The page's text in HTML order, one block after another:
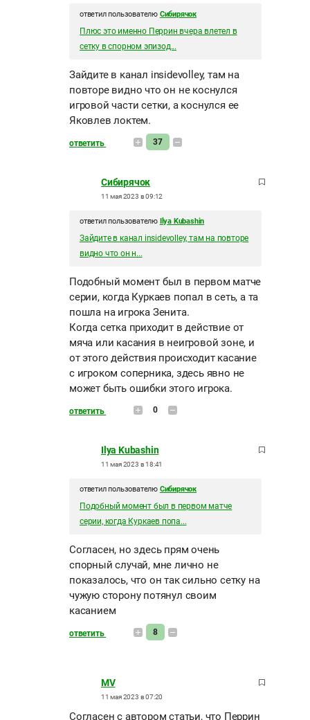
ответил пользователю Сибирячок
Плюс это именно Перрин вчера влетел в
сетку в спорном эпизод...
Зайдите в канал insidevolley, там на
повторе видно что он не коснулся
игровой части сетки, а коснулся ее
Яковлев локтем.
ответить 37
Сибирячок
11 мая 2023 в 09:12
ответил пользователю Ilya Kubashin
Зайдите в канал insidevolley, там на повторе
видно что он н...
Подобный момент был в первом матче
серии, когда Куркаев попал в сеть, а та
пошла на игрока Зенита.
Когда сетка приходит в действие от
мяча или касания в неигровой зоне, и
от этого действия происходит касание
с игроком соперника, здесь явно не
может быть ошибки этого игрока.
ответить 0
Ilya Kubashin
11 мая 2023 в 18:41
ответил пользователю Сибирячок
Подобный момент был в первом матче
серии, когда Куркаев попа...
Согласен, но здесь прям очень
спорный случай, мне лично не
показалось, что он так сильно сетку на
чужую сторону потянул своим
касанием
ответить 8
MV
11 мая 2023 в 07:20
Согласен с автором статьи, что Перрин